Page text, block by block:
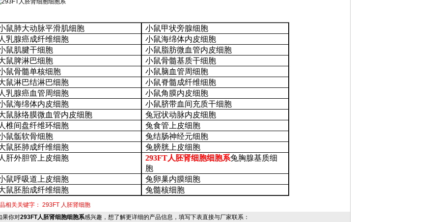
鼠肺大动脉平滑肌细胞
小鼠甲状旁腺细胞
乳腺癌成纤维细胞
小鼠海绵体内皮细胞
鼠肌腱干细胞
小鼠脂肪微血管内皮细胞
鼠脾淋巴细胞
小鼠骨髓基质干细胞
鼠骨髓单核细胞
小鼠脑血管周细胞
鼠淋巴结淋巴细胞
小鼠脊髓成纤维细胞
乳腺癌血管周细胞
小鼠角膜内皮细胞
鼠海绵体内皮细胞
小鼠脐带血间充质干细胞
鼠脉络膜微血管内皮细胞
兔冠状动脉内皮细胞
椎间盘纤维环细胞
兔食管上皮细胞
鼠骺软骨细胞
兔结肠神经元细胞
鼠胚肺成纤维细胞
兔膀胱上皮细胞
肝外胆管上皮细胞
293FT人胚肾细胞细胞系兔胸腺基质细
胞
鼠呼吸道上皮细胞
兔卵巢内膜细胞
鼠胚胎成纤维细胞
兔髓核细胞
相关关键字： 293FT 人胚肾细胞
你对293FT人胚肾细胞细胞系感兴趣，想了解更详细的产品信息，填写下表直接与厂家联系：